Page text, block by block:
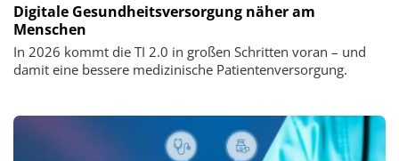
Digitale Gesundheits­versorgung näher am
Menschen
In 2026 kommt die TI 2.0 in großen Schritten voran – und
damit eine bessere medizinische Patientenversorgung.